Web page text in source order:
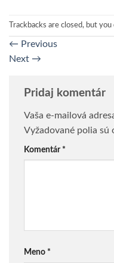
Trackbacks are closed, but you
← Previous
Next →
Pridaj komentár
Vaša e-mailová
Vyžadované polia sú
Komentár *
Meno *